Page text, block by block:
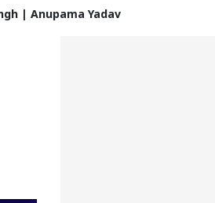
| Anupama Yadav